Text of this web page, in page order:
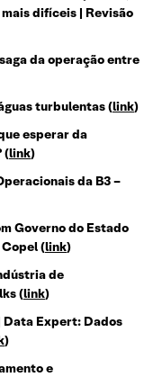
difíceis | Revisão
da operação entre
turbulentas (link)
esperar da
(link)
da B3 –
Governo do Estado
(link)
de
(link)
Data Expert: Dados
)
e